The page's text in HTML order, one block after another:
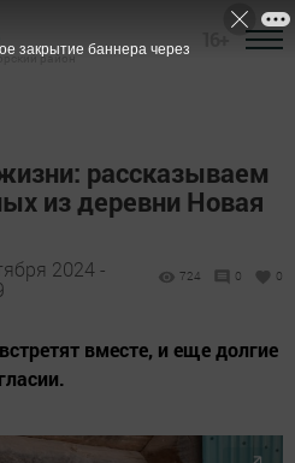
район
рассказываем
из деревни Новая
2024 -
724 0 0
вместе, и еще долгие
закрытие баннера через